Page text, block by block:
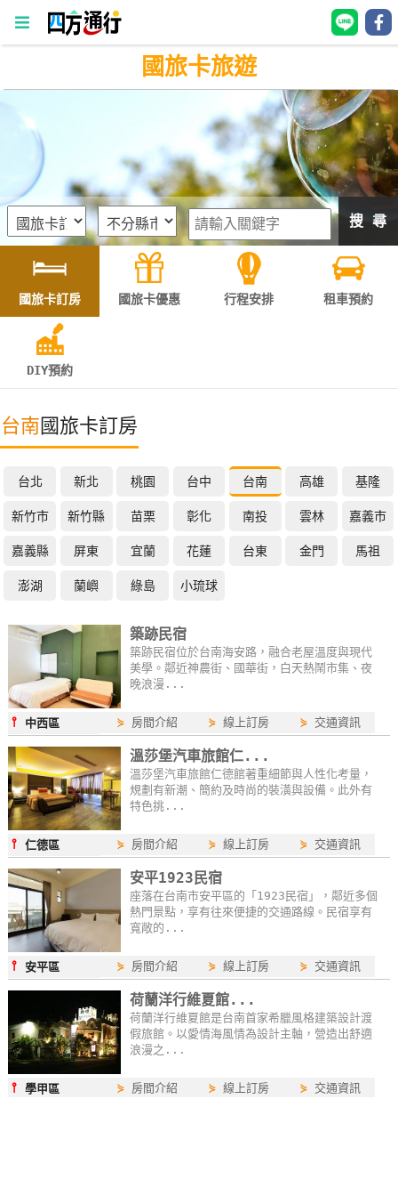
四
通
房
灣
訂
房
直接跟飯店訂房HOT
特
宿
全
租
網
紅
帶
你
玩
玩
樂
地
圖
顧
服
顧
客
滿
國旅卡旅遊
搜 尋
國旅卡訂房 國旅卡優惠 行程安排 租車預約
DIY預約
台南國旅卡訂房
台北 新北 桃園 台中 台南 高雄 基隆
新竹市 新竹縣 苗栗 彰化 南投 雲林 嘉義市
嘉義縣 屏東 宜蘭 花蓮 台東 金門 馬祖
澎湖 蘭嶼 綠島 小琉球
築跡民宿
築跡民宿位於台南海安路，融合老屋溫度與現代
美學。鄰近神農街、國華街，白天熱鬧市集、夜
晚浪漫...
⫯ 中西區 ⋟ 房間介紹 ⋟線上訂房 ⋟ 交通資訊
溫莎堡汽車旅館仁...
溫莎堡汽車旅館仁德館著重細節與人性化考量，
規劃有新潮、簡約及時尚的裝潢與設備。此外有
特色挑...
⫯仁德區 ⋟ 房間介紹 ⋟線上訂房 ⋟ 交通資訊
安平1923民宿
座落在台南市安平區的「1923民宿」，鄰近多個
熱門景點，享有往來便捷的交通路線。民宿享有
寬敞的...
⫯ 安平區 ⋟ 房間介紹 ⋟線上訂房 ⋟ 交通資訊
荷蘭洋行維夏館...
荷蘭洋行維夏館是台南首家希臘風格建築設計渡
假旅館。以愛情海風情為設計主軸，營造出舒適
浪漫之...
⫯學甲區 ⋟ 房間介紹 ⋟線上訂房 ⋟ 交通資訊